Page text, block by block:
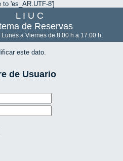
'es_AR.UTF-8']
L I U C
de Reservas
Lunes a Viernes de 8:00 h a 17:00 h.
este dato.
de Usuario